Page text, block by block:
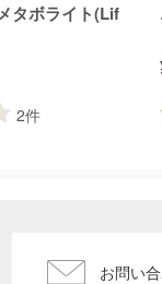
タボライト(Lif
2件
お問い